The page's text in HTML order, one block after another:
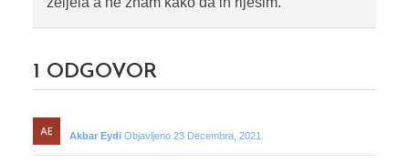
1 ODGOVOR
Akbar Eydi Objavljeno 23 Decembra, 2021